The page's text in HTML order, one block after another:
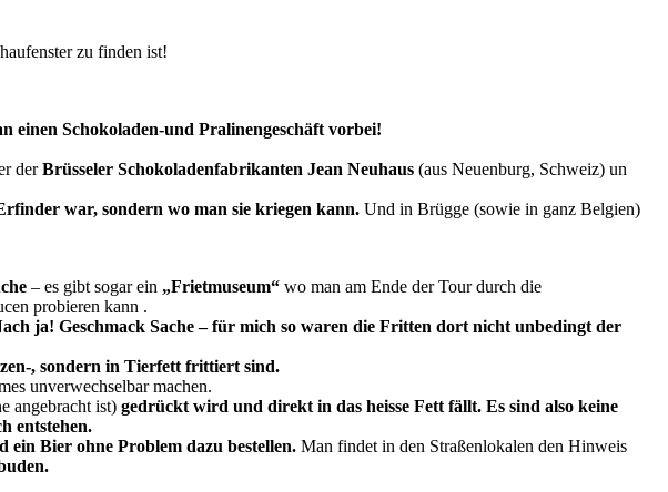
zu finden ist!
einen Schokoladen-und Pralinengeschäft vorbei!
derBrüsseler Schokoladenfabrikanten Jean Neuhaus (aus Neuenburg, Schweiz) un
war, sondern wo man sie kriegen kann. Und in Brügge (sowie in ganz Belgien)
– es gibt sogar ein „Frietmuseum“ wo man am Ende der Tour durch die
probieren kann .
ja! Geschmack Sache – für mich so waren die Fritten dort nicht unbedingt der
, sondern in Tierfett frittiert sind.
unverwechselbar machen.
angebracht ist) gedrückt wird und direkt in das heisse Fett fällt. Es sind also keine
entstehen.
ein Bier ohne Problem dazu bestellen. Man findet in den Straßenlokalen den Hinweis